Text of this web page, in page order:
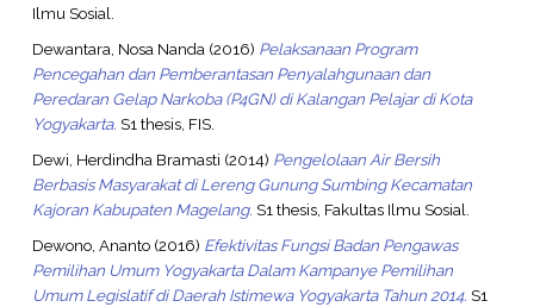
Ilmu Sosial.
Dewantara, Nosa Nanda (2016) Pelaksanaan Program
Pencegahan dan Pemberantasan Penyalahgunaan dan
Peredaran Gelap Narkoba (P4GN) di Kalangan Pelajar di Kota
Yogyakarta. S1 thesis, FIS.
Dewi, Herdindha Bramasti (2014) Pengelolaan Air Bersih
Berbasis Masyarakat di Lereng Gunung Sumbing Kecamatan
Kajoran Kabupaten Magelang. S1 thesis, Fakultas Ilmu Sosial.
Dewono, Ananto(2016) Efektivitas Fungsi Badan Pengawas
Pemilihan Umum Yogyakarta Dalam Kampanye Pemilihan
Umum Legislatif di Daerah Istimewa Yogyakarta Tahun 2014. S1